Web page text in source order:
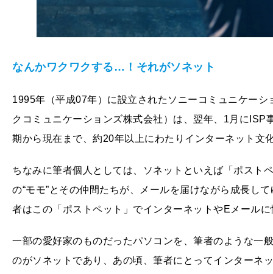
なんかワクワクする…！それがソネット
1995年（平成07年）に設立されたソニーコミュニケー
クコミュニケーションズ株式会社）は、翌年、1月に
期から現在まで、約20年以上にわたりインターネット文
ちなみに筆者個人としては、ソネットといえば「ポスト
の“モモ”とその仲間たちが、メールを届けながら成長し
者はこの「ポストペット」でインターネットやEメール
一部の愛好家のものだったパソコンを、筆者のような一
のがソネットであり、あの頃、筆者にとってインターネ